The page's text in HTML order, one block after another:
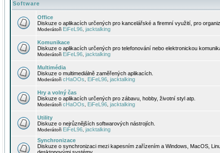
Software
Office
Diskuze o aplikacích určených pro kancelářské a firemní využití, pro
Moderátoři EiFeL96 jacktalking
Komunikace
Diskuze o aplikacích určených pro telefonování nebo elektronickou
Moderátoři EiFeL96 jacktalking
Multimédia
Diskuze o multimediálně zaměřených aplikacích.
Moderátoři cHaOOs EiFeL96 jacktalking
Hry a volný čas
Diskuze o aplikacích určených pro zábavu, hobby, životní styl atp.
Moderátoři cHaOOs EiFeL96 jacktalking
Utility
Diskuze o nejrůznějších softwarových nástrojích.
Moderátoři EiFeL96 jacktalking
Synchronizace
Diskuze o synchronizaci mezi kapesním zařízením a Windows, MacOS,